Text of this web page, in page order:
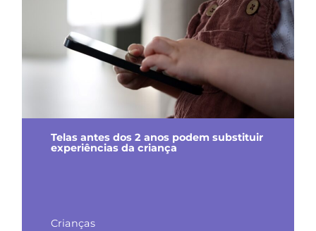
Telas antes dos 2 anos podem substituir
experiências da criança
Crianças